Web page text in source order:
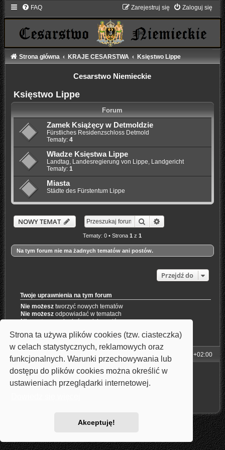
Strona ta używa plików cookies (tzw. ciasteczka)
w celach statystycznych, reklamowych oraz
funkcjonalnych. Warunki przechowywania lub
dostępu do plików cookies można określić w
ustawieniach przeglądarki internetowej.
Akceptuję!
FAQ Zaloguj się
Zarejestruj się
Strona główna KRAJE CESARSTWA Księstwo Lippe
Cesarstwo Niemieckie
Księstwo Lippe
Forum
Zamek Książęcy w Detmoldzie
Fürstliches Residenzschloss Detmold
Tematy: 4
Władze Księstwa Lippe
Landtag, Landesregierung von Lippe, Landgericht
Tematy: 1
Miasta
Städte des Fürstentum Lippe
NOWY TEMAT Szukaj Wyszukiwanie
Tematy: 0 • Strona1 z1
Na tym forum nie ma żadnych tematów ani postów.
Przejdź do
Twoje uprawnienia na tym forum
Nie możesz tworzyć nowych tematów
Nie możesz odpowiadać w tematach
Nie możeszzmieniać swoich postów
Nie możeszdodawać załączników
Strona główna Strefa czasowa UTC+02:00
Technologię dostarczaphpBB® Forum Software © phpBB Limited
Style: Carbon by Joyce&LunaphpBB-Style-Design
Polski pakiet językowy dostarczaphpBB.pl